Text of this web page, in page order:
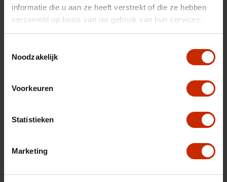
informatie die u aan ze heeft verstrekt of die ze hebben
verzameld op basis van uw gebruik van hun services.
Noodzakelijk
Voorkeuren
Statistieken
Marketing
De nieuwe volledig elektrische Citroën ë-C3 is nu
Buurman. Ook leverbaar als benzine en (binnenkort)
Volledig nieuw design
Comfort dankzij de unieke Comfort®- Seats en